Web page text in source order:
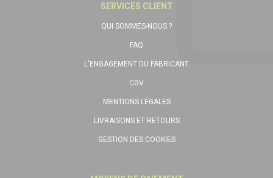
SERVICES CLIENT
QUI SOMMES-NOUS ?
FAQ
L'ENGAGEMENT DU FABRICANT
CGV
MENTIONS LÉGALES
LIVRAISONS ET RETOURS
GESTION DES COOKIES